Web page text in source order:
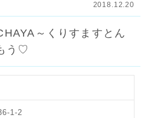
2018.12.20
～くりすますとん
う♡
1-2